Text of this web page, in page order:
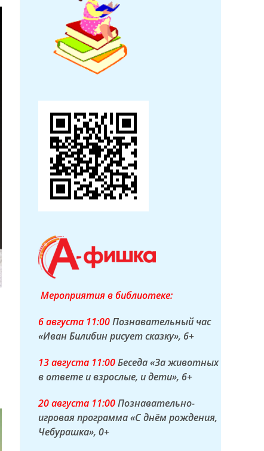
Мероприятия в библиотеке:
6 августа 11:00Познавательный час
«Иван Билибин рисует сказку», 6+
13 августа 11:00Беседа «За животных
в ответе и взрослые, и дети», 6+
20 августа 11:00Познавательно-
игровая программа «С днём рождения,
Чебурашка», 0+